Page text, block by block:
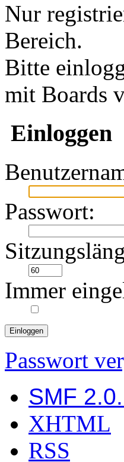
Nur
Bereich.
Bitte
mit Boards
Einloggen
Passwort:
Immer
Passwort
SMF
XHTML
RSS